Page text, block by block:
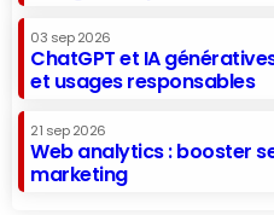
03 sep 2026
ChatGPT et IA
et usages responsables
21 sep 2026
Web analytics : booster
marketing